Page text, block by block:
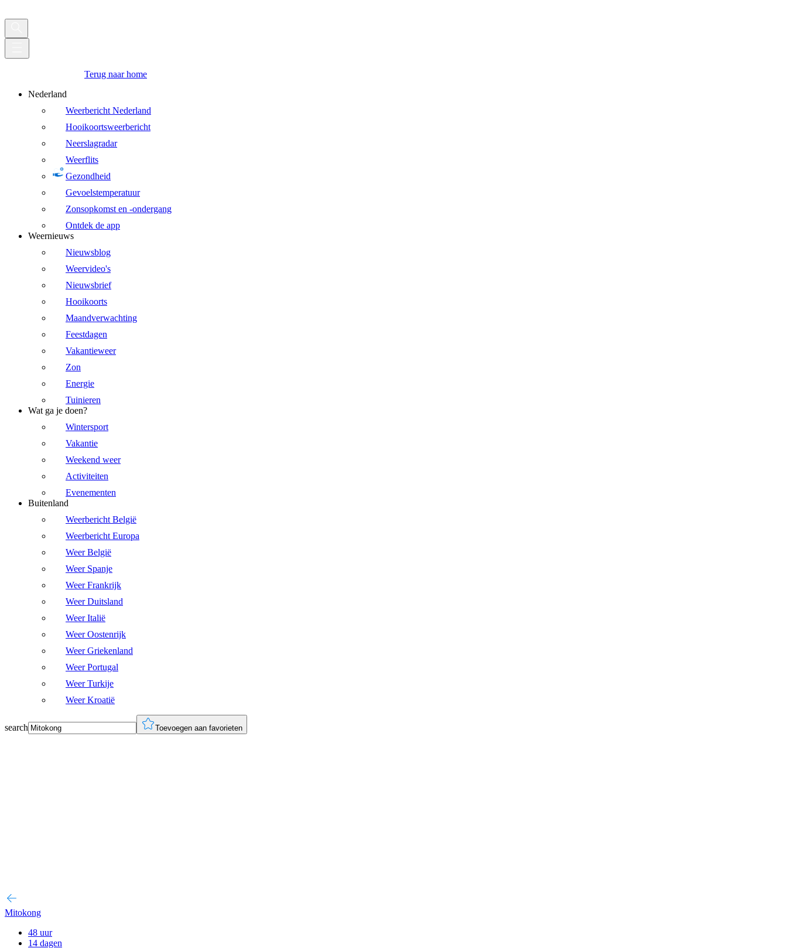
Terug naar home
Nederland
Weerbericht Nederland
Hooikoortsweerbericht
Neerslagradar
Weerflits
Gezondheid
Gevoelstemperatuur
Zonsopkomst en -ondergang
Ontdek de app
Weernieuws
Nieuwsblog
Weervideo's
Nieuwsbrief
Hooikoorts
Maandverwachting
Feestdagen
Vakantieweer
Zon
Energie
Tuinieren
Wat ga je doen?
Wintersport
Vakantie
Weekend weer
Activiteiten
Evenementen
Buitenland
Weerbericht België
Weerbericht Europa
Weer België
Weer Spanje
Weer Frankrijk
Weer Duitsland
Weer Italië
Weer Oostenrijk
Weer Griekenland
Weer Portugal
Weer Turkije
Weer Kroatië
search Toevoegen aan favorieten
Mitokong
48 uur
14 dagen